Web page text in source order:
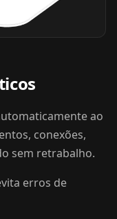
ao
conexões,
sem retrabalho.
erros de